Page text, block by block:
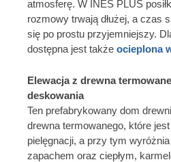
atmosferę. W INES PLUS
rozmowy trwają dłużej, a czas
się po prostu przyjemniejszy.
dostępna jest także ocieplona
Elewacja z drewna
deskowania
Ten prefabrykowany dom
drewna termowanego, które jest
pielęgnacji, a przy tym
zapachem oraz ciepłym,